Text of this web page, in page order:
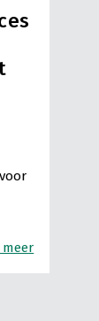
meer